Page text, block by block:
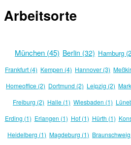
Arbeitsorte
München (45) Berlin (32) Hamburg
Frankfurt (4) Kempen (4) Hannover (3)
Homeoffice (2) Dortmund (2) Leipzig (2)
Freiburg (2) Halle (1) Wiesbaden (1)
Erding (1) Erlangen (1) Hof (1) Hürth (1)
Heidelberg (1) Magdeburg (1)